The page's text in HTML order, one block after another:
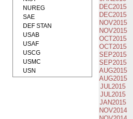
DEC2015
DEC2015
NOV2015
NOV2015
OCT2015
OCT2015
SEP2015
SEP2015
AUG2015
AUG2015
JUL2015
JUL2015
JAN2015
NOV2014
NUREG
SAE
DEF STAN
USAB
USAF
USCG
USMC
USN